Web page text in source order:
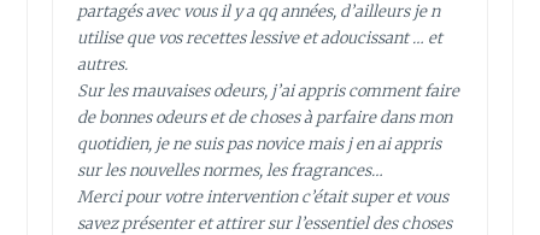
partagés avec vous il y a qq années, d’ailleurs je n
utilise que vos recettes lessive et adoucissant … et
autres.
Sur les mauvaises odeurs, j’ai appris comment faire
de bonnes odeurs et de choses à parfaire dans mon
quotidien, je ne suis pas novice mais j en ai appris
sur les nouvelles normes, les fragrances…
Merci pour votre intervention c’était super et vous
savez présenter et attirer sur l’essentiel des choses